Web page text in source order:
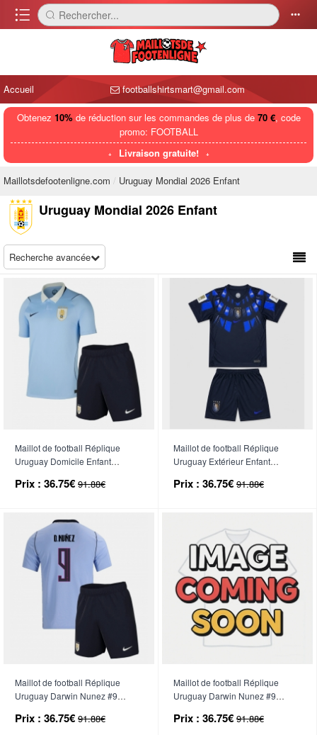
󰈍 󰅼 Rechercher... 󰄒
Accueil footballshirtsmart@gmail.com
Obtenez 10%de réduction sur les commandes de plus de 70 €, code
promo: FOOTBALL
Livraison gratuite!
Maillotsdefootenligne.com Uruguay Mondial 2026 Enfant
Uruguay Mondial 2026 Enfant
Recherche avancée
Maillot de football Réplique
Uruguay Domicile Enfant
Pantalon court)
Prix : 36.75€ 91.88€
Maillot de football Réplique
Uruguay Extérieur Enfant
Pantalon court)
Prix : 36.75€ 91.88€
Maillot de football Réplique
Uruguay Darwin Nunez #9
Manche Courte (+ Pantalon
Prix : 36.75€ 91.88€
Maillot de football Réplique
Uruguay Darwin Nunez #9
Manche Courte (+ Pantalon
Prix : 36.75€ 91.88€